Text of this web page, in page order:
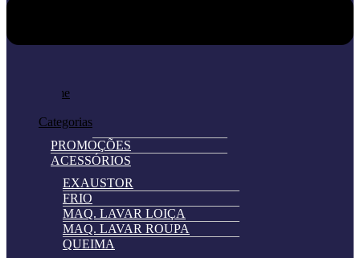
Home
Categorias
PROMOÇÕES
ACESSÓRIOS
EXAUSTOR
FRIO
MAQ. LAVAR LOIÇA
MAQ. LAVAR ROUPA
QUEIMA